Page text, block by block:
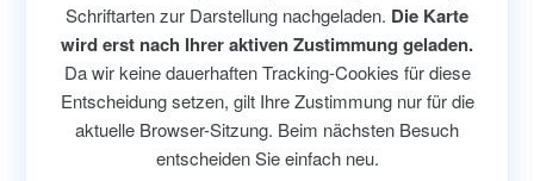
Schriftarten zur Darstellung nachgeladen. Die Karte
wird erst nach Ihrer aktiven Zustimmung geladen.
Da wir keine dauerhaften Tracking-Cookies für diese
Entscheidung setzen, gilt Ihre Zustimmung nur für die
aktuelle Browser-Sitzung. Beim nächsten Besuch
entscheiden Sie einfach neu.